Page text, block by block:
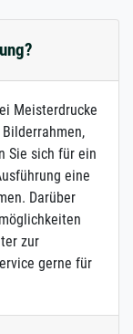
Meisterdrucke
Sie sich für ein
eine
Darüber
zur
gerne für